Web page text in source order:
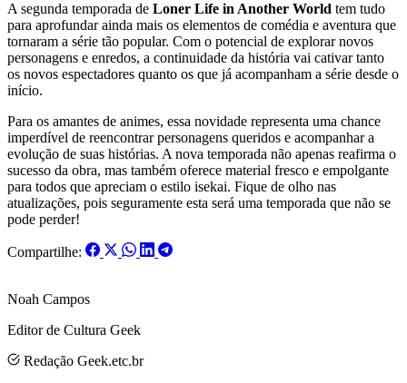
A segunda temporada de Loner Life in Another World tem tudo
para aprofundar ainda mais os elementos de comédia e aventura que
tornaram a série tão popular. Com o potencial de explorar novos
personagens e enredos, a continuidade da história vai cativar tanto
os novos espectadores quanto os que já acompanham a série desde o
início.
Para os amantes de animes, essa novidade representa uma chance
imperdível de reencontrar personagens queridos e acompanhar a
evolução de suas histórias. A nova temporada não apenas reafirma o
sucesso da obra, mas também oferece material fresco e empolgante
para todos que apreciam o estilo isekai. Fique de olho nas
atualizações, pois seguramente esta será uma temporada que não se
pode perder!
Compartilhe:
Noah Campos
Editor de Cultura Geek
Redação Geek.etc.br